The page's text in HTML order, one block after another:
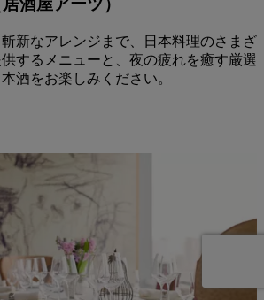
酒屋アーツ）
新なアレンジまで、日本料理のさまざ
するメニューと、夜の疲れを癒す厳選
酒をお楽しみください。